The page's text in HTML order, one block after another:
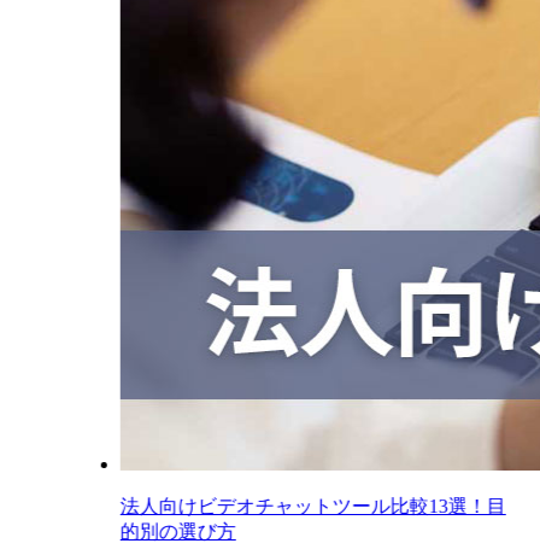
法人向けビデオチャットツール比較13選！目
的別の選び方